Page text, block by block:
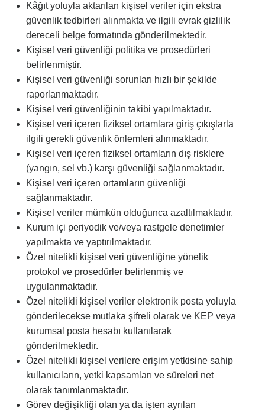
Kâğıt yoluyla aktarılan kişisel veriler için ekstra
güvenlik tedbirleri alınmakta ve ilgili evrak gizlilik
dereceli belge formatında gönderilmektedir.
Kişisel veri güvenliği politika ve prosedürleri
belirlenmiştir.
Kişisel veri güvenliği sorunları hızlı bir şekilde
raporlanmaktadır.
Kişisel veri güvenliğinin takibi yapılmaktadır.
Kişisel veri içeren fiziksel ortamlara giriş çıkışlarla
ilgili gerekli güvenlik önlemleri alınmaktadır.
Kişisel veri içeren fiziksel ortamların dış risklere
(yangın, sel vb.) karşı güvenliği sağlanmaktadır.
Kişisel veri içeren ortamların güvenliği
sağlanmaktadır.
Kişisel veriler mümkün olduğunca azaltılmaktadır.
Kurum içi periyodik ve/veya rastgele denetimler
yapılmakta ve yaptırılmaktadır.
Özel nitelikli kişisel veri güvenliğine yönelik
protokol ve prosedürler belirlenmiş ve
uygulanmaktadır.
Özel nitelikli kişisel veriler elektronik posta yoluyla
gönderilecekse mutlaka şifreli olarak ve KEP veya
kurumsal posta hesabı kullanılarak
gönderilmektedir.
Özel nitelikli kişisel verilere erişim yetkisine sahip
kullanıcıların, yetki kapsamları ve süreleri net
olarak tanımlanmaktadır.
Görev değişikliği olan ya da işten ayrılan